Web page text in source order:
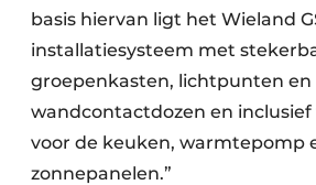
basis hiervan ligt het Wieland
installatiesysteem met
groepenkasten, lichtpunten en
wandcontactdozen en inclusief
voor de keuken, warmtepomp
zonnepanelen.”